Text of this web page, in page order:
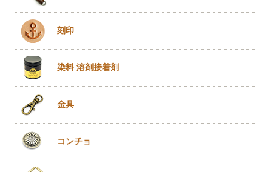
刻印
染料 溶剤接着剤
金具
コンチョ